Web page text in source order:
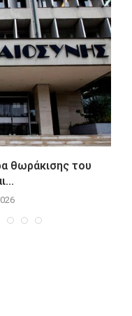
θωράκισης του